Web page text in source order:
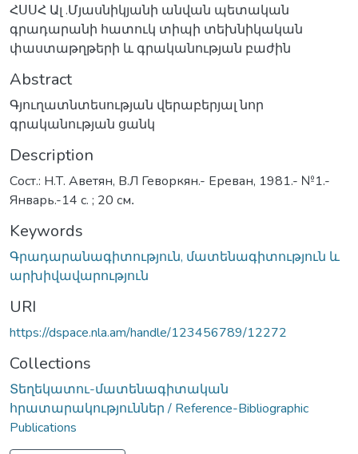
ՀՍՍՀ Ալ .Մյասնիկյանի անվան պետական
գրադարանի հատուկ տիպի տեխնիկական
փաստաթղթերի և գրականության բաժին
Abstract
Գյուղատնտեսության վերաբերյալ նոր
գրականության ցանկ
Description
Сост.: Н.Т. Аветян, В.Л Геворкян.- Ереван, 1981.- №1.-
Январь.-14 с. ; 20 см․
Keywords
Գրադարանագիտություն, մատենագիտություն և
արխիվավարություն
URI
https://dspace.nla.am/handle/123456789/12272
Collections
Տեղեկատու-մատենագիտական
հրատարակություններ / Reference-Bibliographic
Publications